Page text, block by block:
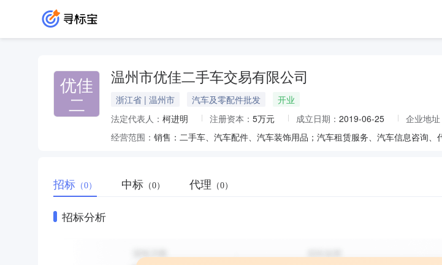
优佳
二
温州市优佳二手车交易有限公司
浙江省 | 温州市 汽车及零配件批发
开业
法定代表人： 柯进明 注册资本： 5万元 成立日期： 2019-06-25 企业地址
经营范围：
招标 （0） 中标 （0） 代理 （0）
招标分析